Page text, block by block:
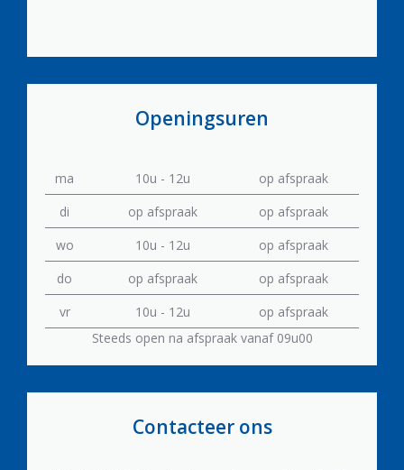
Openingsuren
ma 10u - 12u
op afspraak
di
op afspraak
op afspraak
wo
10u - 12u
op afspraak
do
op afspraak
op afspraak
vr
10u - 12u
op afspraak
Steeds open na afspraak vanaf 09u00
Contacteer ons